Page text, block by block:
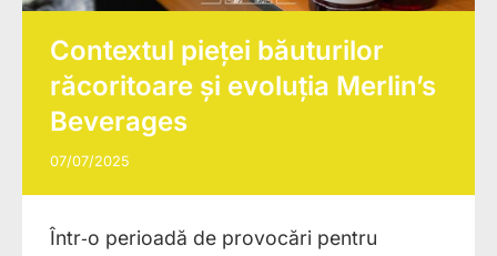
Contextul pieței băuturilor
răcoritoare și evoluția Merlin’s
Beverages
07/07/2025
Într‑o perioadă de provocări pentru